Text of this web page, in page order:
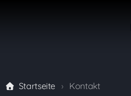
Startseite Kontakt